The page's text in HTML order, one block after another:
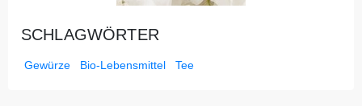
SCHLAGWÖRTER
Gewürze Bio-Lebensmittel Tee